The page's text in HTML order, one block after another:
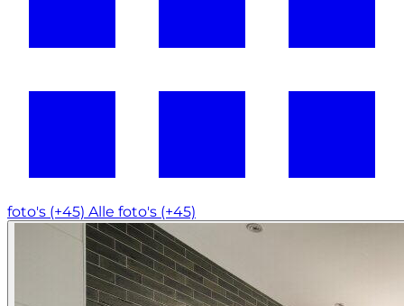
foto's (+45) Alle foto's (+45)